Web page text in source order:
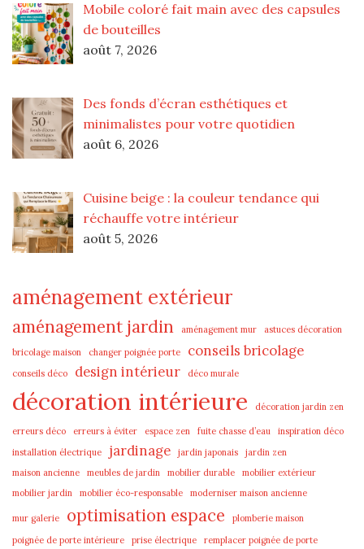
Mobile coloré fait main avec des capsules
de bouteilles
août 7, 2026
Des fonds d’écran esthétiques et
minimalistes pour votre quotidien
août 6, 2026
Cuisine beige : la couleur tendance qui
réchauffe votre intérieur
août 5, 2026
aménagement extérieur
aménagement jardin aménagement mur
astuces décoration
bricolage maison
changer poignée porte conseils bricolage
conseils déco design intérieur déco murale
décoration intérieure décoration jardin zen
erreurs déco erreurs à éviter espace zen fuite chasse d’eau
inspiration déco
installation électrique
jardinage jardin japonais
jardin zen
maison ancienne
meubles de jardin mobilier durable
mobilier extérieur
mobilier jardin
mobilier éco-responsable moderniser maison ancienne
mur galerie optimisation espace
plomberie maison
poignée de porte intérieure
prise électrique remplacer poignée de porte